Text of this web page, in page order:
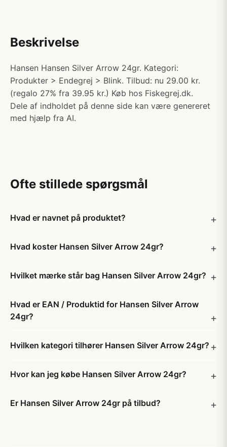
Beskrivelse
Hansen Hansen Silver Arrow 24gr. Kategori:
Produkter > Endegrej > Blink. Tilbud: nu 29.00 kr.
(regalo 27% fra 39.95 kr.) Køb hos Fiskegrej.dk.
Dele af indholdet på denne side kan være genereret
med hjælp fra AI.
Ofte stillede spørgsmål
Hvad er navnet på produktet?
Hvad koster Hansen Silver Arrow 24gr?
Hvilket mærke står bag Hansen Silver Arrow 24gr?
Hvad er EAN / Produktid for Hansen Silver Arrow
24gr?
Hvilken kategori tilhører Hansen Silver Arrow 24gr?
Hvor kan jeg købe Hansen Silver Arrow 24gr?
Er Hansen Silver Arrow 24gr på tilbud?